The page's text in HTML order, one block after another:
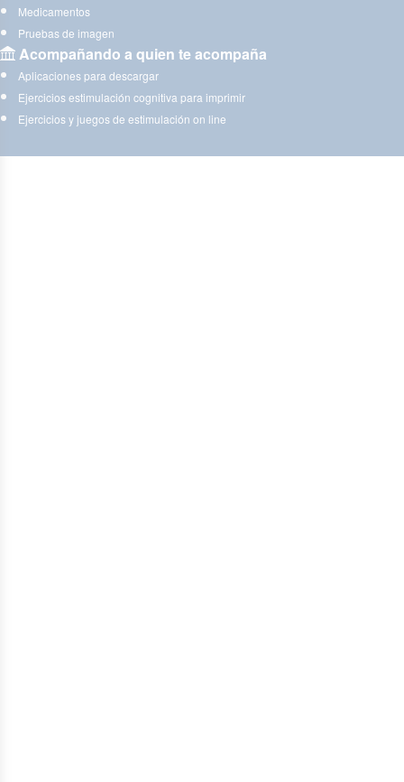
Medicamentos
Pruebas de imagen
Acompañando a quien te acompaña
Aplicaciones para descargar
Ejercicios estimulación cognitiva para imprimir
Ejercicios y juegos de estimulación on line